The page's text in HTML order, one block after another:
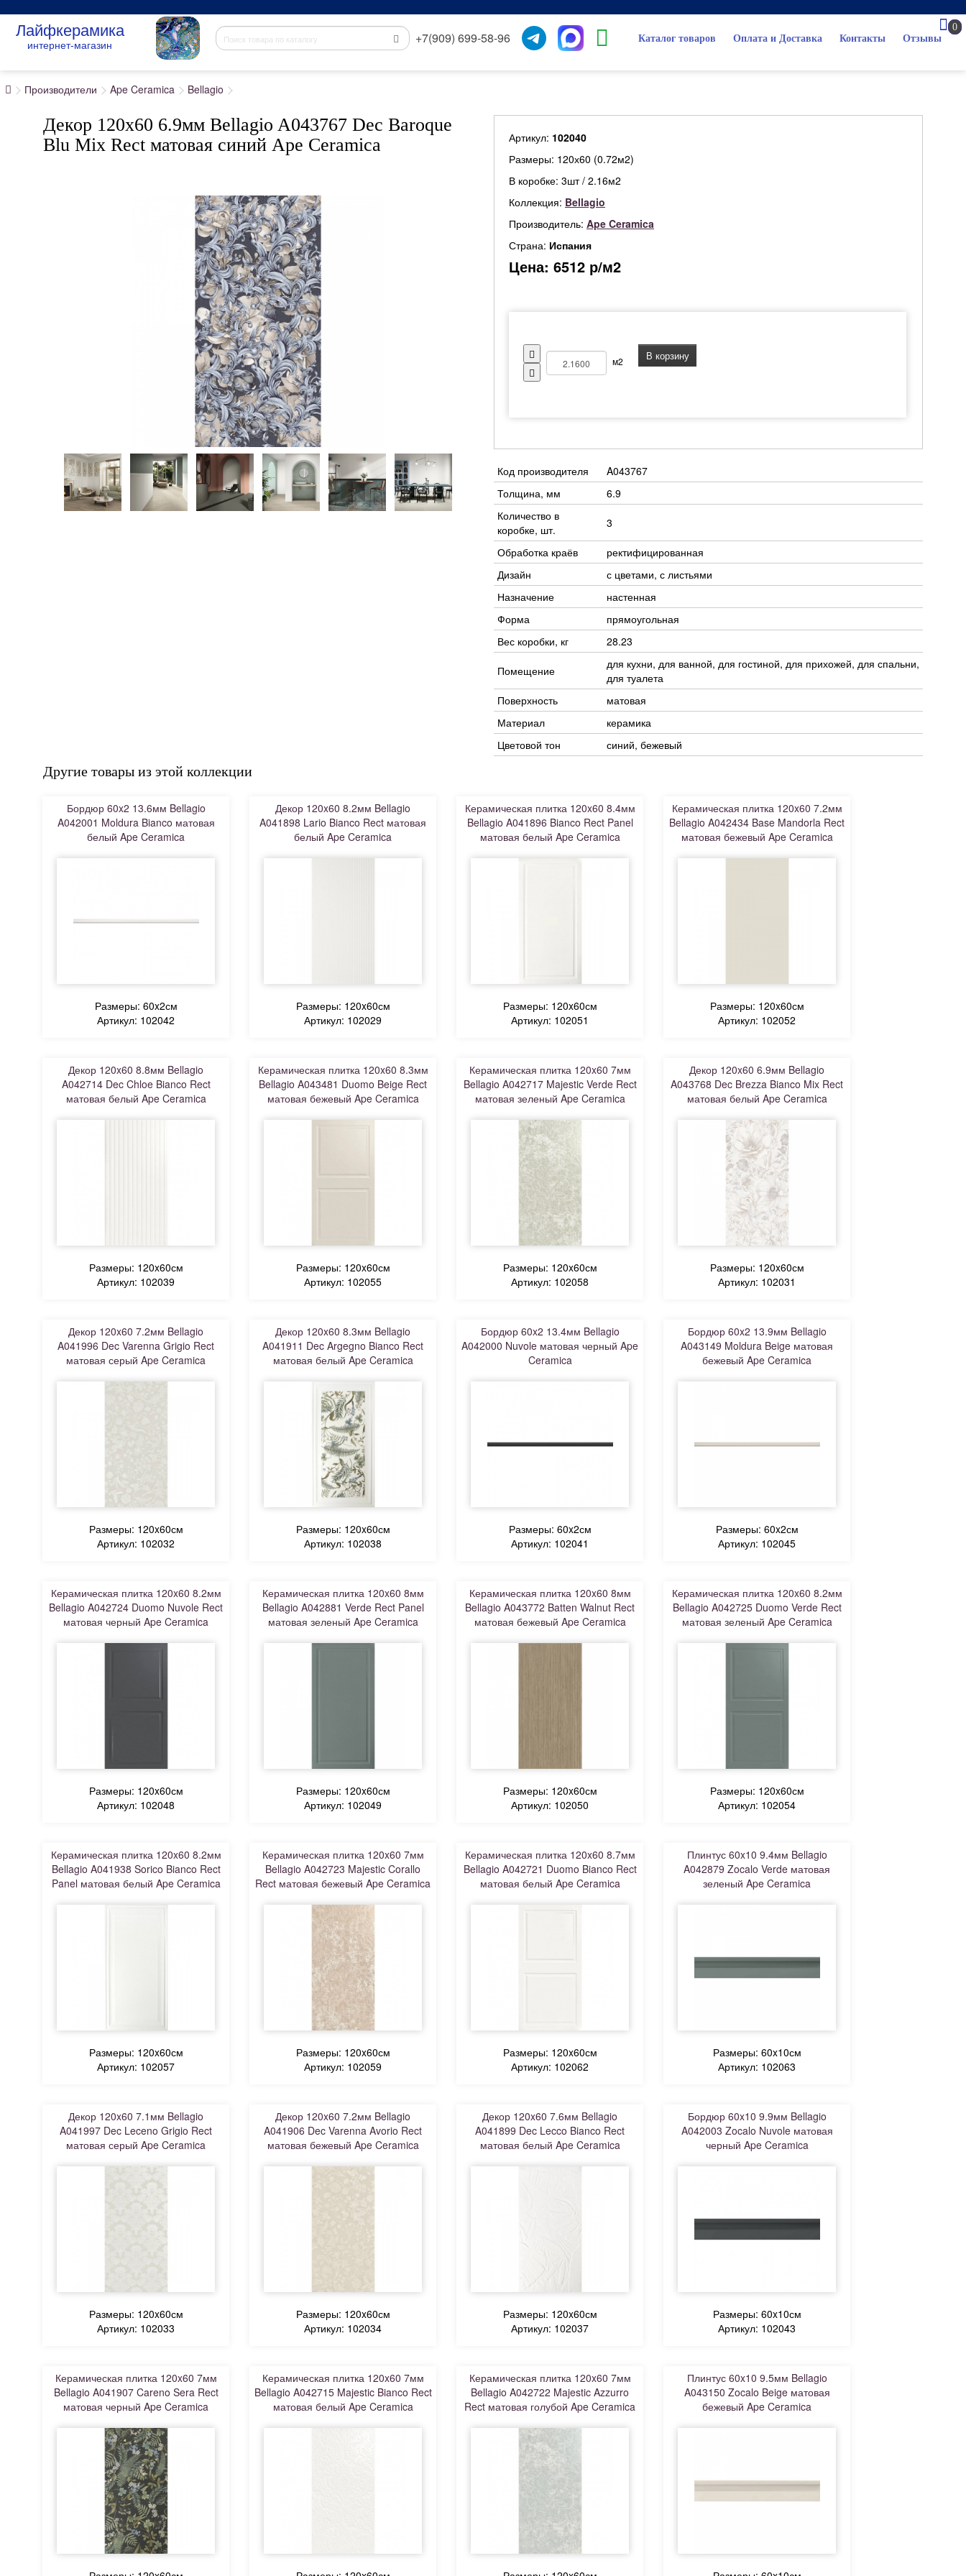
Лайфкерамика
интернет-магазин +7(909) 699-58-96 Каталог товаров Оплата и Доставка Контакты Отзывы
0
Производители Ape Ceramica Bellagio
Декор 120x60 6.9мм Bellagio A043767 Dec Baroque
Blu Mix Rect матовая синий Ape Ceramica
Артикул: 102040
Размеры: 120х60 (0.72м2)
В коробке: 3шт / 2.16м2
Коллекция: Bellagio
Производитель: Ape Ceramica
Страна: Испания
Цена: 6512 р/м2
м2 В корзину
Код производителя
A043767
Толщина, мм
6.9
Количество в
коробке, шт.
3
Обработка краёв
ректифицированная
Дизайн
с цветами, с листьями
Назначение
настенная
Форма
прямоугольная
Вес коробки, кг
28.23
Помещение
для кухни, для ванной, для гостиной, для прихожей, для спальни,
для туалета
Поверхность
матовая
Материал
керамика
Цветовой тон
синий, бежевый
Другие товары из этой коллекции
Бордюр 60x2 13.6мм Bellagio
A042001 Moldura Bianco матовая
белый Ape Ceramica
Размеры: 60x2см
Артикул: 102042
Декор 120x60 8.2мм Bellagio
A041898 Lario Bianco Rect матовая
белый Ape Ceramica
Размеры: 120x60см
Артикул: 102029
Керамическая плитка 120x60 8.4мм
Bellagio A041896 Bianco Rect Panel
матовая белый Ape Ceramica
Размеры: 120x60см
Артикул: 102051
Керамическая плитка 120x60 7.2мм
Bellagio A042434 Base Mandorla Rect
матовая бежевый Ape Ceramica
Размеры: 120x60см
Артикул: 102052
Декор 120x60 8.8мм Bellagio
A042714 Dec Chloe Bianco Rect
матовая белый Ape Ceramica
Размеры: 120x60см
Артикул: 102039
Керамическая плитка 120x60 8.3мм
Bellagio A043481 Duomo Beige Rect
матовая бежевый Ape Ceramica
Размеры: 120x60см
Артикул: 102055
Керамическая плитка 120x60 7мм
Bellagio A042717 Majestic Verde Rect
матовая зеленый Ape Ceramica
Размеры: 120x60см
Артикул: 102058
Декор 120x60 6.9мм Bellagio
A043768 Dec Brezza Bianco Mix Rect
матовая белый Ape Ceramica
Размеры: 120x60см
Артикул: 102031
Декор 120x60 7.2мм Bellagio
A041996 Dec Varenna Grigio Rect
матовая серый Ape Ceramica
Размеры: 120x60см
Артикул: 102032
Декор 120x60 8.3мм Bellagio
A041911 Dec Argegno Bianco Rect
матовая белый Ape Ceramica
Размеры: 120x60см
Артикул: 102038
Бордюр 60x2 13.4мм Bellagio
A042000 Nuvole матовая черный Ape
Ceramica
Размеры: 60x2см
Артикул: 102041
Бордюр 60x2 13.9мм Bellagio
A043149 Moldura Beige матовая
бежевый Ape Ceramica
Размеры: 60x2см
Артикул: 102045
Керамическая плитка 120x60 8.2мм
Bellagio A042724 Duomo Nuvole Rect
матовая черный Ape Ceramica
Размеры: 120x60см
Артикул: 102048
Керамическая плитка 120x60 8мм
Bellagio A042881 Verde Rect Panel
матовая зеленый Ape Ceramica
Размеры: 120x60см
Артикул: 102049
Керамическая плитка 120x60 8мм
Bellagio A043772 Batten Walnut Rect
матовая бежевый Ape Ceramica
Размеры: 120x60см
Артикул: 102050
Керамическая плитка 120x60 8.2мм
Bellagio A042725 Duomo Verde Rect
матовая зеленый Ape Ceramica
Размеры: 120x60см
Артикул: 102054
Керамическая плитка 120x60 8.2мм
Bellagio A041938 Sorico Bianco Rect
Panel матовая белый Ape Ceramica
Размеры: 120x60см
Артикул: 102057
Керамическая плитка 120x60 7мм
Bellagio A042723 Majestic Corallo
Rect матовая бежевый Ape Ceramica
Размеры: 120x60см
Артикул: 102059
Керамическая плитка 120x60 8.7мм
Bellagio A042721 Duomo Bianco Rect
матовая белый Ape Ceramica
Размеры: 120x60см
Артикул: 102062
Плинтус 60x10 9.4мм Bellagio
A042879 Zocalo Verde матовая
зеленый Ape Ceramica
Размеры: 60x10см
Артикул: 102063
Декор 120x60 7.1мм Bellagio
A041997 Dec Leceno Grigio Rect
матовая серый Ape Ceramica
Размеры: 120x60см
Артикул: 102033
Декор 120x60 7.2мм Bellagio
A041906 Dec Varenna Avorio Rect
матовая бежевый Ape Ceramica
Размеры: 120x60см
Артикул: 102034
Декор 120x60 7.6мм Bellagio
A041899 Dec Lecco Bianco Rect
матовая белый Ape Ceramica
Размеры: 120x60см
Артикул: 102037
Бордюр 60x10 9.9мм Bellagio
A042003 Zocalo Nuvole матовая
черный Ape Ceramica
Размеры: 60x10см
Артикул: 102043
Керамическая плитка 120x60 7мм
Bellagio A041907 Careno Sera Rect
матовая черный Ape Ceramica
Керамическая плитка 120x60 7мм
Bellagio A042715 Majestic Bianco Rect
матовая белый Ape Ceramica
Керамическая плитка 120x60 7мм
Bellagio A042722 Majestic Azzurro
Rect матовая голубой Ape Ceramica
Плинтус 60x10 9.5мм Bellagio
A043150 Zocalo Beige матовая
бежевый Ape Ceramica